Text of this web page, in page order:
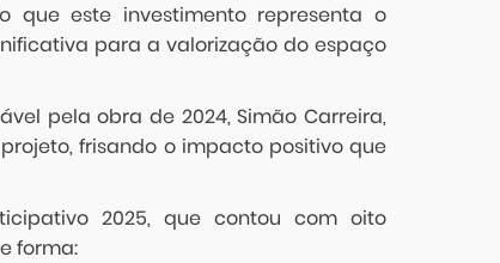
que este investimento representa o
para a valorização do espaço
pela obra de 2024, Simão Carreira,
frisando o impacto positivo que
2025, que contou com oito
forma: